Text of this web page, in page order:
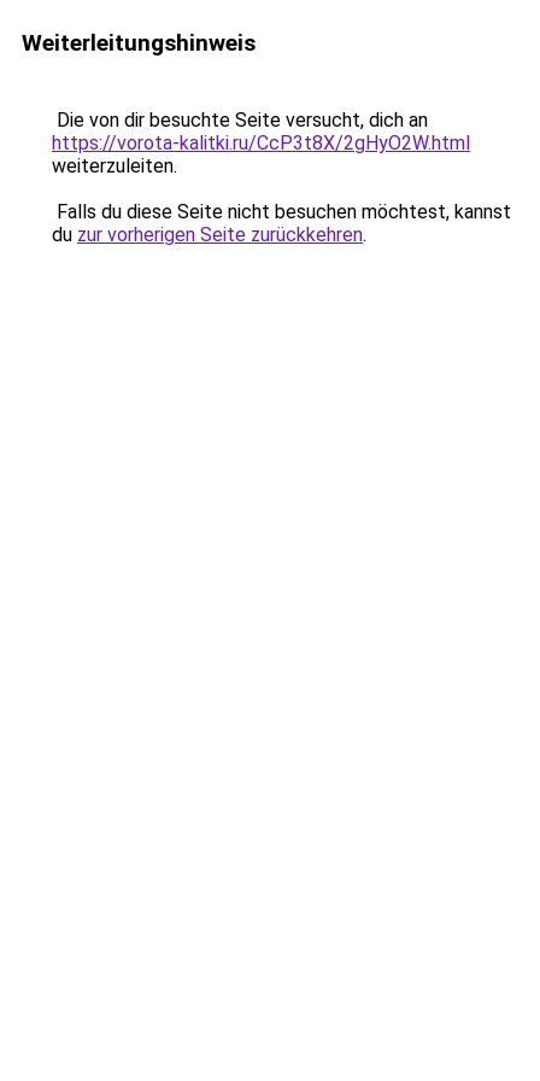
Weiterleitungshinweis
Die von dir besuchte Seite versucht, dich an
https://vorota-kalitki.ru/CcP3t8X/2gHyO2W.html
weiterzuleiten.
Falls du diese Seite nicht besuchen möchtest, kannst
du zur vorherigen Seite zurückkehren.